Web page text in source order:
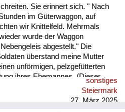
Sie erinnert sich. " Nach
im Güterwaggon, auf
wir Knittelfeld. Mehrmals
wurde der Waggon
abgestellt." Die
überstand meine Mutter
unförmigen, pelzgefütterten
ihres Ehemannes. (Dieser
diente nicht nur meiner Mutter zur
transportierte das gute Stück von
sonstiges
Steiermark
27. März 2025